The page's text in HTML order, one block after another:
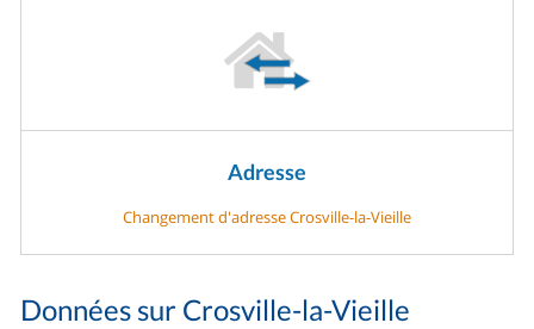
Adresse
Changement d'adresse Crosville-la-Vieille
Données sur Crosville-la-Vieille